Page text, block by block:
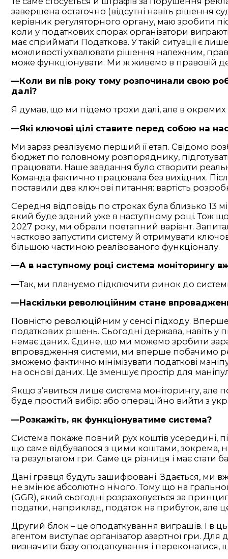
завершена остаточно (відсутні навіть рішення
керівник регуляторного органу, маю зробити
коли у податкових спорах організатори
має сприймати Податкова. У такій ситуації є
можливості ухвалювати рішення належним,
може функціонувати. Ми ж живемо в правовій
—Коли ви пів року тому розпочинали свою
далі?
Я думав, що ми підемо трохи далі, але в
—Які ключові цілі ставите перед собою на
Ми зараз реалізуємо перший її етап. Свідомо
бюджет по головному розпоряднику,
працювати. Наше завдання було створити
Команда фактично працювала без вихідних.
поставили два ключові питання: вартість
Середня відповідь по строках була близько 13
який буде зданий уже в наступному році. Тож
2027 року, ми обрали поетапний варіант.
частково запустити систему й отримувати
більшою частиною реалізованого функціоналу.
—А в наступному році система моніторингу
—Так, ми плануємо підключити ринок до
—Наскільки революційним стане
Повністю революційним у сенсі підходу. Вперше
податкових рішень. Сьогодні держава, навіть у
немає даних. Єдине, що ми можемо зробити
впровадження системи, ми вперше побачимо
зможемо фактично мінімізувати податкові
на основі даних. Це зменшує простір для
Якщо з’явиться лише система моніторингу, але
буде простий вибір: або операційно вийти з
—Розкажіть, як функціонуватиме система?
Система покаже повний рух коштів усередині,
що саме відбувалося з цими коштами, зокрема,
та результатом гри. Саме ця різниця і має стати
Дані гравця будуть зашифровані. Здається, ми
не змінює абсолютно нічого. Тому що на
(GGR), який сьогодні розраховується за
податки, наприклад, податок на прибуток, але
Другий блок – це оподаткування виграшів. І в
агентом виступає організатор азартної гри.
визначити базу оподаткування і переконатися,